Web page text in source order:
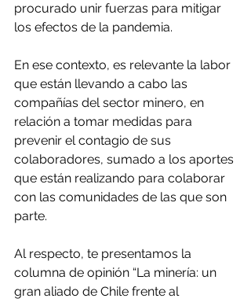
procurado unir fuerzas para mitigar
los efectos de la pandemia.
En ese contexto, es relevante la labor
que están llevando a cabo las
compañías del sector minero, en
relación a tomar medidas para
prevenir el contagio de sus
colaboradores, sumado a los aportes
que están realizando para colaborar
con las comunidades de las que son
parte.
Al respecto, te presentamos la
columna de opinión “La minería: un
gran aliado de Chile frente al